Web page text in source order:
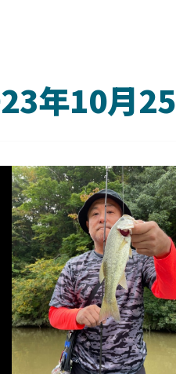
年10月
ォード！自重155gと超軽
クとの違いも解説！
2025年1月28日